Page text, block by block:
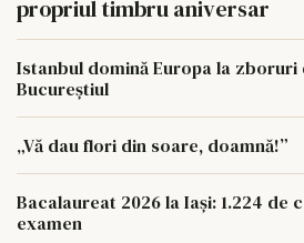
propriul timbru aniversar
Istanbul domină Europa la zboruri
Bucureștiul
„Vă dau flori din soare, doamnă!”
Bacalaureat 2026 la Iași: 1.224 de
examen